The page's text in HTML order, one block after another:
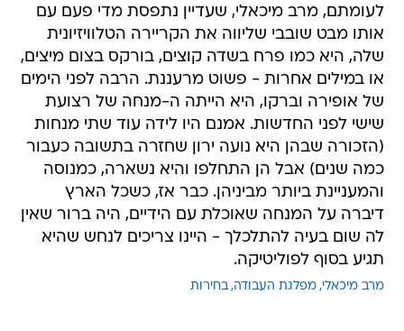
לעומתם, מרב מיכאלי, שעדיין נתפסת מדי פעם עם
אותו מבט שובבי שליווה את הקריירה הטלוויזיונית
שלה, היא כמו פרח בשדה קוצים, בורקס בצום מיצים,
או במילים אחרות - פשוט מרעננת. הרבה לפני הימים
של אופירה וברקו, היא הייתה ה-מנחה של רצועת
שישי לפני החדשות. אמנם היו לידה עוד שתי מנחות
(הזכורה שבהן היא נועה ירון שחזרה בתשובה כעבור
כמה שנים) אבל הן התחלפו והיא נשארה, כמנוסה
והמעניינת ביותר מביניהן. כבר אז, כשכל הארץ
דיברה על המנחה שאוכלת עם הידיים, היה ברור שאין
לה שום בעיה להתלכלך - היינו צריכים לנחש שהיא
תגיע בסוף לפוליטיקה.
מרב מיכאלי מפלגת העבודה בחירות